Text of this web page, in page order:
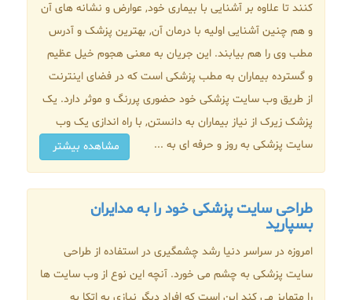
کنند تا علاوه بر آشنایی با بیماری خود, عوارض و نشانه های آن
و هم چنین آشنایی اولیه با درمان آن, بهترین پزشک و آدرس
مطب وی را هم بیابند. این جریان به معنی هجوم خیل عظیم
و گسترده بیماران به مطب پزشکی است که در فضای اینترنت
از طریق وب سایت پزشکی خود حضوری پررنگ و موثر دارد. یک
پزشک زیرک از نیاز بیماران به دانستن, با راه اندازی یک وب
سایت پزشکی به روز و حرفه ای به ...
مشاهده بیشتر
طراحی سایت پزشکی خود را به مدایران
بسپارید
امروزه در سراسر دنیا رشد چشمگیری در استفاده از طراحی
سایت پزشکی به چشم می خورد. آنچه این نوع از وب سایت ها